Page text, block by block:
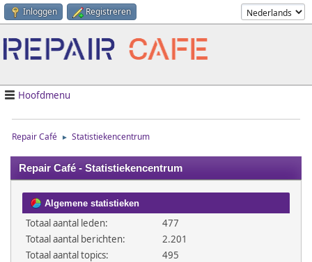
Inloggen Registreren
Hoofdmenu
Repair Café ► Statistiekencentrum
Repair Café - Statistiekencentrum
Algemene statistieken
Totaal aantal leden:
477
Totaal aantal berichten:
2.201
Totaal aantal topics:
495